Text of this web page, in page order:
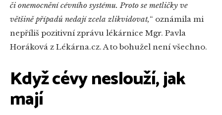
či onemocnění cévního systému. Proto se metličky ve
většině případů nedají zcela zlikvidovat,“ oznámila mi
nepříliš pozitivní zprávu lékárnice Mgr. Pavla
Horáková z Lékárna.cz. A to bohužel není všechno.
Když cévy neslouží, jak
mají